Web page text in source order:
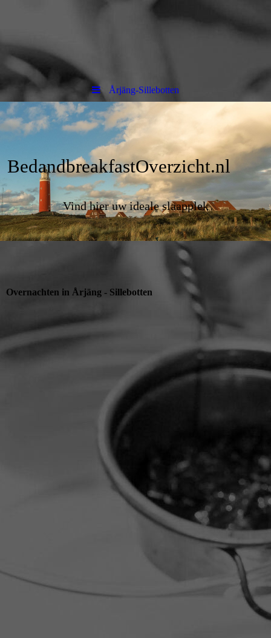
Årjäng-Sillebotten
BedandbreakfastOverzicht.nl
Vind hier uw ideale slaapplek
Overnachten in Årjäng - Sillebotten